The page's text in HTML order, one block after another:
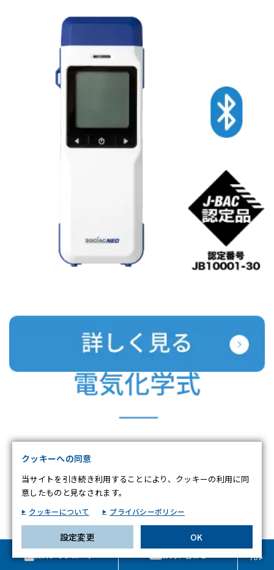
TOP
クッキーへの同意
当サイトを引き続き利用することにより、クッキーの利用に同
意したものと見なされます。
クッキーについて プライバシーポリシー
設定変更 OK
Cookie の確認と管理
プライバシー情報
Cookie であり、対象となるのはサイト訪問者に関する情報、サイト訪問
者による設定、デバイス情報などです。これらの情報はサイトを正常に機
ることは通常ありませんが、Web サイトのパーソナライズに使われるこ
とはあります。鈴与シンワートではプライバシーの権利を尊重しており、
一部の Cookie については有効化を拒否できるよう配慮しています。各カ
Cookie を無効化した場合、サイトの利用やサービスの利用に影響が出る
不可欠な Cookie
パフォーマンス Cookie
この設定で保存する